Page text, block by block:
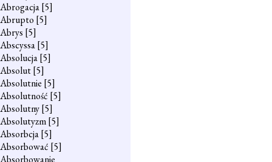
Abrogacja[5]
Abrupto [5]
Abrys [5]
Abscyssa[5]
Absolucja[5]
Absolut[5]
Absolutnie [5]
Absolutność [5]
Absolutny[5]
Absolutyzm[5]
Absorbcja[5]
Absorbować [5]
Absorbowanie